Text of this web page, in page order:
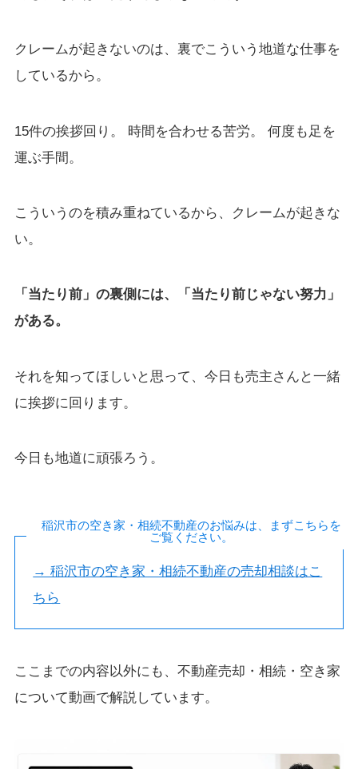
クレームが起きないのは、裏でこういう地道な仕事を
しているから。
15件の挨拶回り。 時間を合わせる苦労。 何度も足を
運ぶ手間。
こういうのを積み重ねているから、クレームが起きな
い。
「当たり前」の裏側には、「当たり前じゃない努力」
がある。
それを知ってほしいと思って、今日も売主さんと一緒
に挨拶に回ります。
今日も地道に頑張ろう。
稲沢市の空き家・相続不動産のお悩みは、まずこちらを
ご覧ください。
→ 稲沢市の空き家・相続不動産の売却相談はこ
ちら
ここまでの内容以外にも、不動産売却・相続・空き家
について動画で解説しています。